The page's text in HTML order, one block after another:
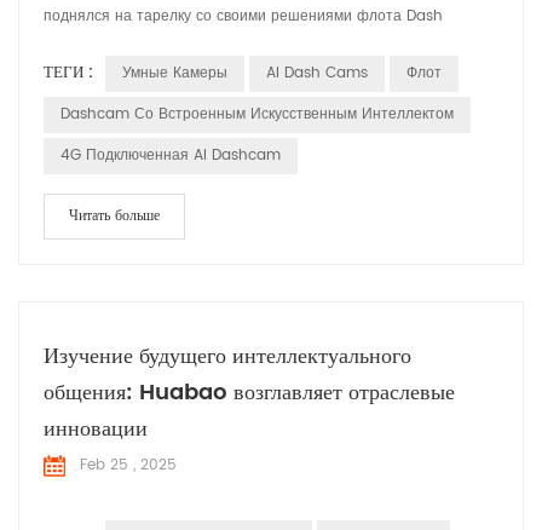
поднялся на тарелку со своими решениями флота Dash
потребностей и задач, с которыми сталкиваются менеджеры
флота. Пусть S изучите, как эти решения имеют значение в
управления флотом Менеджер...
ТЕГИ : Умные Камеры AI Dash Cams
Флот
Dashcam Со Встроенным Искусственным Интеллектом
4G Подключенная AI Dashcam
Читать больше
Изучение будущего интеллектуального
общения: Huabao возглавляет отраслевые
инновации
Feb 25 , 2025